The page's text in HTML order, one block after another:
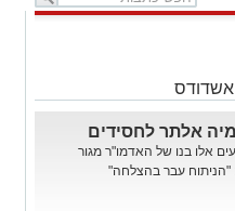
אשדודס
אלתר לחסידים
אלו בנו של האדמו"ר מגור
"הניתוח עבר בהצלחה"